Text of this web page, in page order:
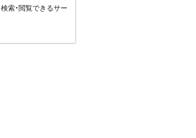
索・閲覧できるサー